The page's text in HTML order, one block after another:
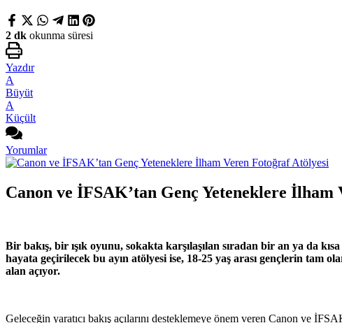
2 dk okunma süresi
Yazdır
A
Büyüt
A
Küçült
Yorumlar
Canon ve İFSAK’tan Genç Yeteneklere
Bir bakış, bir ışık oyunu, sokakta karşılaşılan sıradan bir an ya da
hayata geçirilecek bu ayın atölyesi ise, 18-25 yaş arası gençlerin tam
alan açıyor.
Geleceğin yaratıcı bakış açılarını desteklemeye önem veren Canon ve